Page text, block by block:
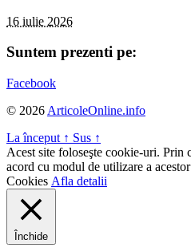
16 iulie 2026
Suntem prezenti pe:
Facebook
© 2026 ArticoleOnline.info
La început ↑ Sus ↑
Acest site foloseşte cookie-uri. Prin
acord cu modul de utilizare a
Cookies Afla detalii
Închide